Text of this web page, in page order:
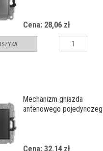
Cena: 28,06 zł
Mechanizm gniazda
antenowego
Cena: 32,14 zł